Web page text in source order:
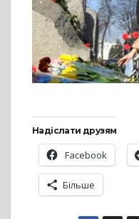
Надіслати друзям
Facebook
Більше